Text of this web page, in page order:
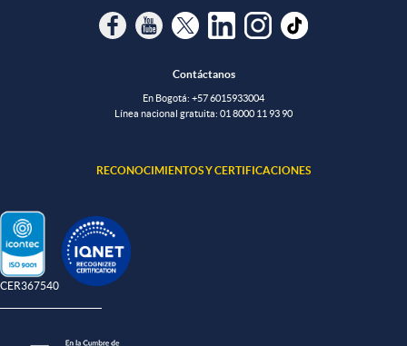
Contáctanos
En Bogotá: +57 6015933004
Línea nacional gratuita: 01 8000 11 93 90
RECONOCIMIENTOS Y CERTIFICACIONES
CER367540